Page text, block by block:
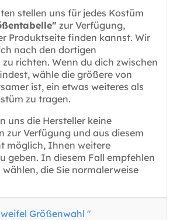
stellen uns für jedes Kostüm
zur Verfügung,
Produktseite finden kannst. Wir
nach den dortigen
richten. Wenn du dich zwischen
wähle die größere von
ist, ein etwas weiteres als
zu tragen.
uns die Hersteller keine
zur Verfügung und aus diesem
möglich, Ihnen weitere
geben. In diesem Fall empfehlen
wählen, die Sie normalerweise
Größenwahl "